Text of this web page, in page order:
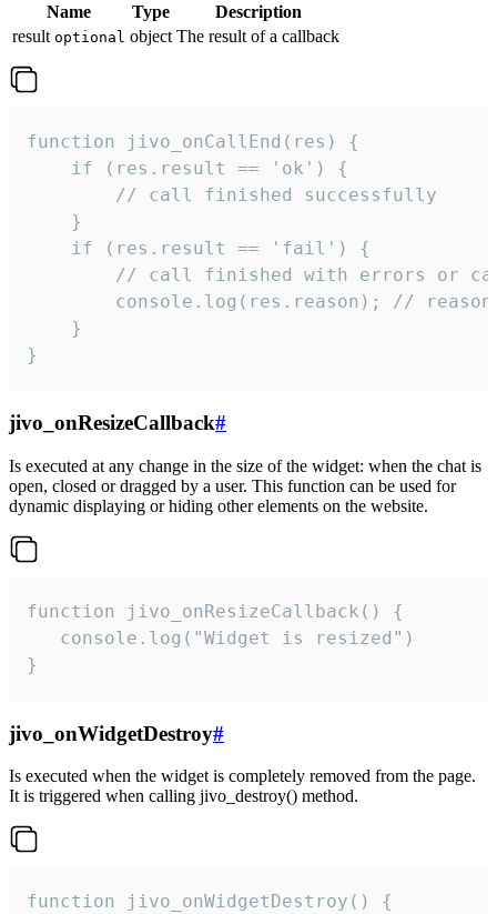
Name Type
Description
result optional object The result of a callback
function jivo_onCallEnd(res) {
    if (res.result == 'ok') {
        // call finished successfully
    }
    if (res.result == 'fail') {
// call finished with errors or
console.log(res.reason); //
    }
}
jivo_onResizeCallback#
Is executed at any change in the size of the widget: when the chat is
open, closed or dragged by a user. This function can be used for
dynamic displaying or hiding other elements on the website.
function jivo_onResizeCallback() {
   console.log("Widget is resized")
}
jivo_onWidgetDestroy#
Is executed when the widget is completely removed from the page.
It is triggered when calling jivo_destroy() method.
function jivo_onWidgetDestroy() {